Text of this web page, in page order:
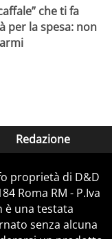
che ti fa
per la spesa: non
Redazione
proprietà di D&D
Roma RM - P.Iva
è una testata
senza alcuna